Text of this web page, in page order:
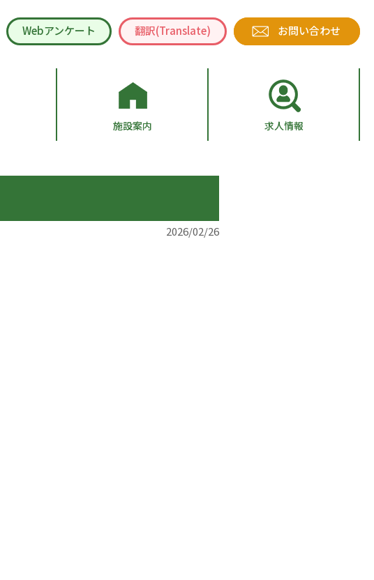
Webアンケート 翻訳(Translate) お問い合わせ
施設案内 求人情報
2026/02/26